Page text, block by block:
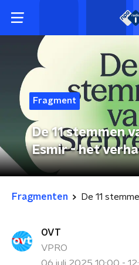
Fragment
De 11 stemmen
Esmir - het
Fragmenten
OVT
VPRO